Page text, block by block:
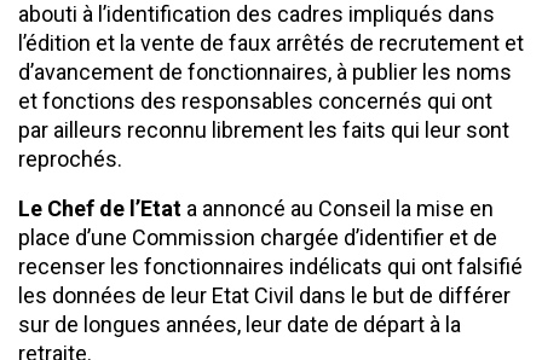
abouti à l’identification des cadres impliqués dans
l’édition et la vente de faux arrêtés de recrutement et
d’avancement de fonctionnaires, à publier les noms
et fonctions des responsables concernés qui ont
par ailleurs reconnu librement les faits qui leur sont
reprochés.
Le Chef de l’Etat a annoncé au Conseil la mise en
place d’une Commission chargée d’identifier et de
recenser les fonctionnaires indélicats qui ont falsifié
les données de leur Etat Civil dans le but de différer
sur de longues années, leur date de départ à la
retraite.